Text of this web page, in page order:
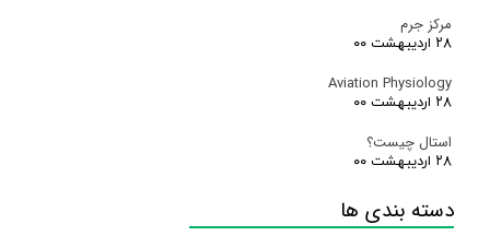
مرکز جرم
۲۸ اردیبهشت ۰۰
Aviation Physiology
۲۸ اردیبهشت ۰۰
استال چیست؟
۲۸ اردیبهشت ۰۰
دسته بندی ها